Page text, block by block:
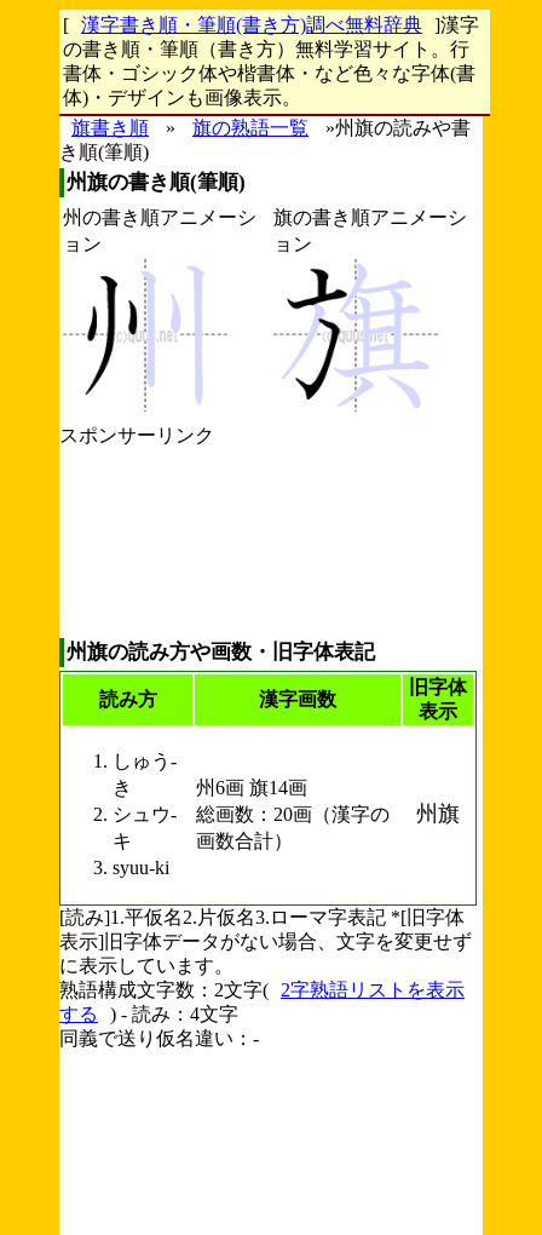
[ 漢字書き順・筆順(書き方)調べ無料辞典 ]漢字
の書き順・筆順（書き方）無料学習サイト。行
書体・ゴシック体や楷書体・など色々な字体(書
体)・デザインも画像表示。
旗書き順
» 旗の熟語一覧
»州旗の読みや書
き順(筆順)
州旗の書き順(筆順)
州の書き順アニメーシ
ョン
旗の書き順アニメーシ
ョン
スポンサーリンク
州旗の読み方や画数・旧字体表記
読み方 漢字画数
旧字体
表示
しゅう-
き
シュウ-
キ
syuu-ki
州6画 旗14画
総画数：20画（漢字の
画数合計）
州旗
[読み]1.平仮名2.片仮名3.ローマ字表記 *[旧字体
表示]旧字体データがない場合、文字を変更せず
に表示しています。
熟語構成文字数：2文字(
2字熟語リストを表示
する
) - 読み：4文字
同義で送り仮名違い：-